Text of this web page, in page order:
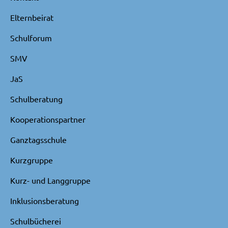
Elternbeirat
Schulforum
SMV
JaS
Schulberatung
Kooperationspartner
Ganztagsschule
Kurzgruppe
Kurz- und Langgruppe
Inklusionsberatung
Schulbücherei